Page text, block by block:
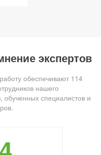
экспертов
обеспечивают 114
нашего
обученных специалистов и